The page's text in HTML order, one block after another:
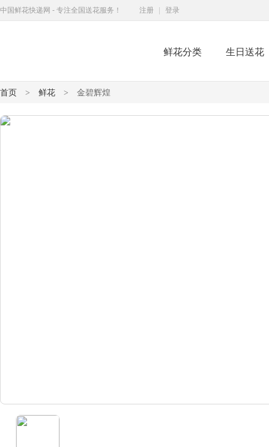
中国鲜花快递网 - 专注全国送花服务！ 注册 登录
鲜花分类 生日送花
首页 > 鲜花 > 金碧辉煌